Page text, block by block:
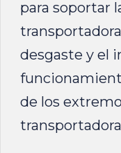
para soportar
transportadora
desgaste y el
de los